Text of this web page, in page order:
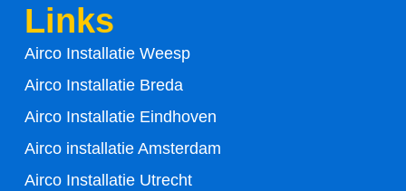
Links
Airco Installatie Weesp
Airco Installatie Breda
Airco Installatie Eindhoven
Airco installatie Amsterdam
Airco Installatie Utrecht